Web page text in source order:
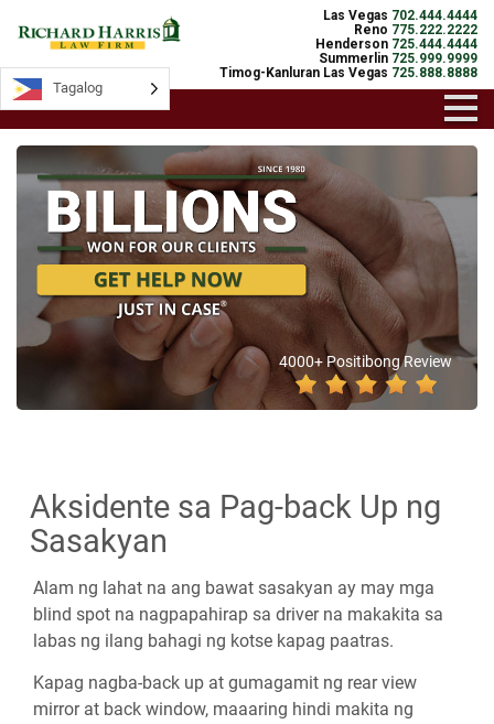
Las Vegas 702.444.4444
Reno 775.222.2222
Henderson 725.444.4444
Summerlin 725.999.9999
Timog-Kanluran Las Vegas 725.888.8888
4000+ Positibong Review
Aksidente sa Pag-back Up ng
Sasakyan
Alam ng lahat na ang bawat sasakyan ay may mga
blind spot na nagpapahirap sa driver na makakita sa
labas ng ilang bahagi ng kotse kapag paatras.
Kapag nagba-back up at gumagamit ng rear view
mirror at back window, maaaring hindi makita ng
Tagalog